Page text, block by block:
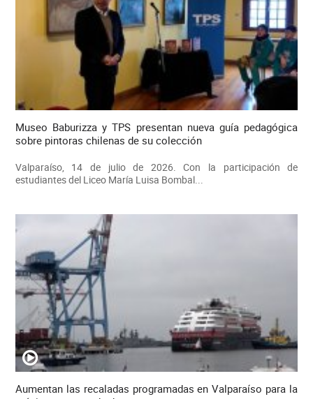
Museo Baburizza y TPS presentan nueva guía pedagógica
sobre pintoras chilenas de su colección
Valparaíso, 14 de julio de 2026. Con la participación de
estudiantes del Liceo María Luisa Bombal...
Aumentan las recaladas programadas en Valparaíso para la